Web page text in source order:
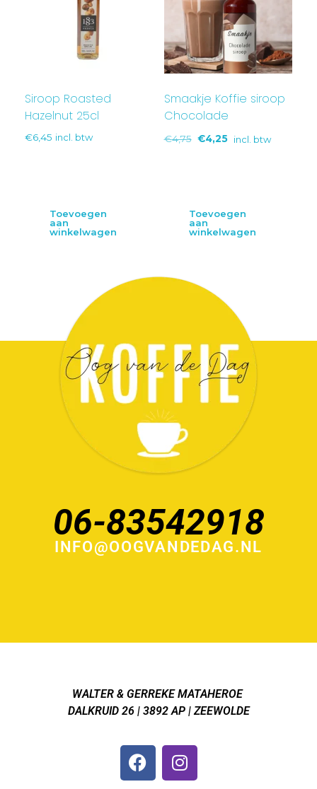
Siroop Roasted
Hazelnut 25cl
€6,45 incl. btw
Toevoegen
aan
winkelwagen
Smaakje Koffie siroop
Chocolade
€4,75 €4,25 incl. btw
Toevoegen
aan
winkelwagen
06-83542918
INFO@OOGVANDEDAG.NL
WALTER & GERREKE MATAHEROE
DALKRUID 26 | 3892 AP | ZEEWOLDE